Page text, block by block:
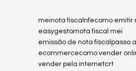
meinota fiscalnfecomo emitir
easygestornota fiscal mei
emissão de nota fiscalpasso
ecommercecomo vender
vender pela internetcrt